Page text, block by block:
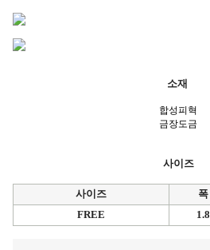
소재
합성피혁
금장도금
사이즈
사이즈 폭
FREE
1.8